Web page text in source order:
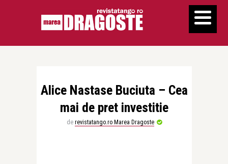
Alice Nastase Buciuta – Cea
mai de pret investitie
de revistatango.ro Marea Dragoste